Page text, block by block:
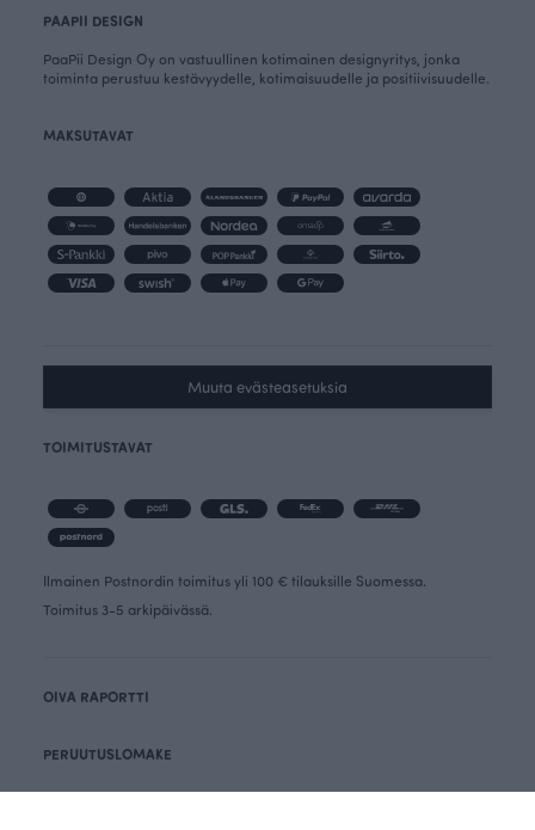
PAAPII DESIGN
PaaPii Design Oy on vastuullinen kotimainen designyritys, jonka
toiminta perustuu kestävyydelle, kotimaisuudelle ja positiivisuudelle.
MAKSUTAVAT
Muuta evästeasetuksia
TOIMITUSTAVAT
Ilmainen Postnordin toimitus yli 100 € tilauksille Suomessa.
Toimitus 3-5 arkipäivässä.
OIVA RAPORTTI
PERUUTUSLOMAKE